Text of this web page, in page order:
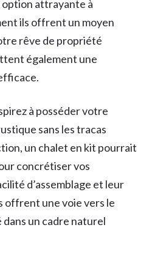
attrayante à
ils offrent un moyen
rêve de propriété
également une
à posséder votre
sans les tracas
un chalet en kit pourrait
concrétiser vos
d’assemblage et leur
offrent une voie vers le
un cadre naturel